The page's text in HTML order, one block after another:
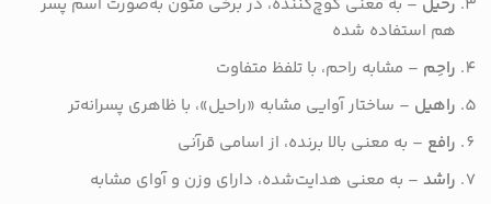
هم استفاده شده
راحِم – مشابه راحم، با تلفظ متفاوت
راهیل – ساختار آوایی مشابه «راحیل»، با ظاهری پسرانه‌تر
رافع – به معنی بالا برنده، از اسامی قرآنی
راشد – به معنی هدایت‌شده، دارای وزن و آوای مشابه